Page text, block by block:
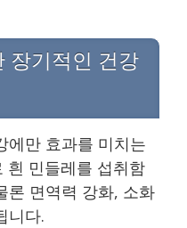
장기적인 건강
에만 효과를 미치는
흰 민들레를 섭취함
론 면역력 강화, 소화
니다.